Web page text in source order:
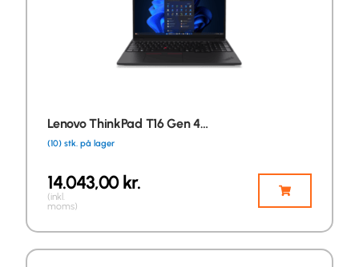
Lenovo ThinkPad T16 Gen 4…
(10) stk. på lager
14.043,00kr.
(inkl.
moms)